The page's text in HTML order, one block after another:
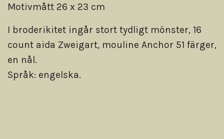
Motivmått 26 x 23 cm
I broderikitet ingår stort tydligt mönster, 16
count aida Zweigart, mouline Anchor 51 färger,
en nål.
Språk: engelska.